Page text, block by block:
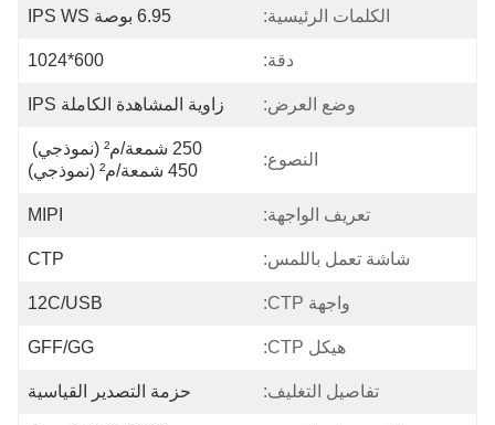
الكلمات الرئيسية: 6.95 بوصة IPS WS
دقة: 600*1024
وضع العرض: زاوية المشاهدة الكاملة IPS
النصوع:
450 شمعة/م² (نموذجي)
تعريف الواجهة: MIPI
شاشة تعمل باللمس: CTP
واجهة CTP: 12C/USB
هيكل CTP: GFF/GG
تفاصيل التغليف: حزمة التصدير القياسية